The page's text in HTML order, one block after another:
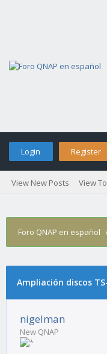
Login Register
View New Posts View
Foro QNAP en español
Ampliación discos
nigelman
New QNAP